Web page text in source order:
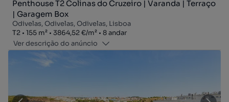
Penthouse T2 Colinas do Cruzeiro | Varanda | Terraço
| Garagem Box
Odivelas, Odivelas, Odivelas, Lisboa
Tipologia
T2
Zona155 m²
Preço por metro quadrado
3864,52 €/m²
Andar
8 andar
Ver descrição do anúncio